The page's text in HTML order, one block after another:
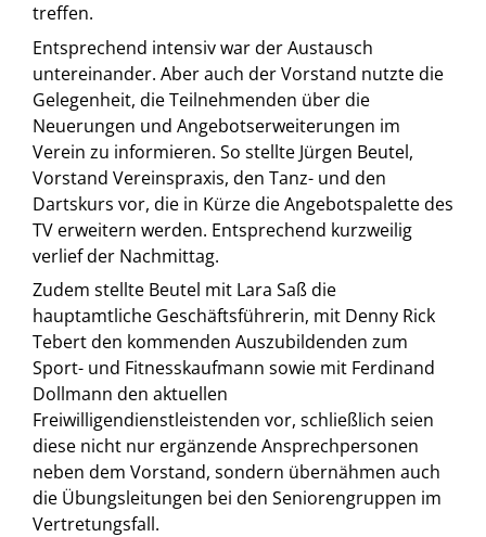
treffen.
Entsprechend intensiv war der Austausch
untereinander. Aber auch der Vorstand nutzte die
Gelegenheit, die Teilnehmenden über die
Neuerungen und Angebotserweiterungen im
Verein zu informieren. So stellte Jürgen Beutel,
Vorstand Vereinspraxis, den Tanz- und den
Dartskurs vor, die in Kürze die Angebotspalette des
TV erweitern werden. Entsprechend kurzweilig
verlief der Nachmittag.
Zudem stellte Beutel mit Lara Saß die
hauptamtliche Geschäftsführerin, mit Denny Rick
Tebert den kommenden Auszubildenden zum
Sport- und Fitnesskaufmann sowie mit Ferdinand
Dollmann den aktuellen
Freiwilligendienstleistenden vor, schließlich seien
diese nicht nur ergänzende Ansprechpersonen
neben dem Vorstand, sondern übernähmen auch
die Übungsleitungen bei den Seniorengruppen im
Vertretungsfall.